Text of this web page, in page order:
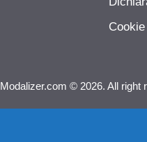
Modalizer.com © 2026. All right